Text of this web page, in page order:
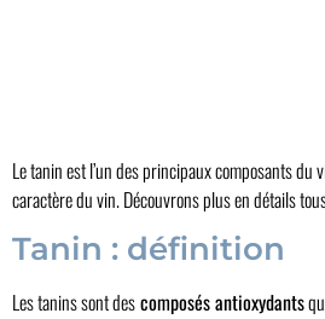
Le tanin est l’un des principaux composants
caractère du vin. Découvrons plus en détails
Tanin : définition
Les tanins sont descomposés antioxydants